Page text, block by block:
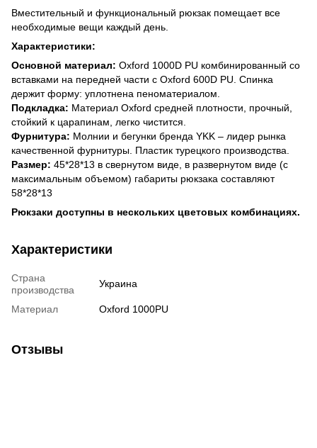
Вместительный и функциональный рюкзак помещает все
необходимые вещи каждый день.
Характеристики:
Основной материал: Oxford 1000D PU комбинированный со
вставками на передней части с Oxford 600D PU. Спинка
держит форму: уплотнена пеноматериалом.
Подкладка: Материал Oxford средней плотности, прочный,
стойкий к царапинам, легко чистится.
Фурнитура: Молнии и бегунки бренда YKK – лидер рынка
качественной фурнитуры. Пластик турецкого производства.
Размер: 45*28*13 в свернутом виде, в развернутом виде (с
максимальным объемом) габариты рюкзака составляют
58*28*13
Рюкзаки доступны в нескольких цветовых комбинациях.
Характеристики
Страна
производства
Украина
Материал Oxford 1000PU
Отзывы